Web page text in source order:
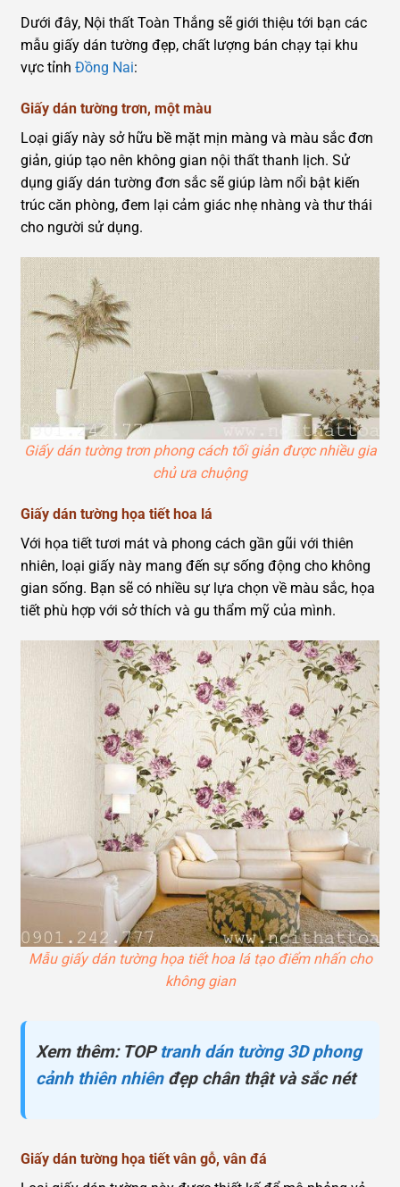
Dưới đây, Nội thất Toàn Thắng sẽ giới thiệu tới bạn các
mẫu giấy dán tường đẹp, chất lượng bán chạy tại khu
vực tỉnh Đồng Nai:
Giấy dán tường trơn, một màu
Loại giấy này sở hữu bề mặt mịn màng và màu sắc đơn
giản, giúp tạo nên không gian nội thất thanh lịch. Sử
dụng giấy dán tường đơn sắc sẽ giúp làm nổi bật kiến
trúc căn phòng, đem lại cảm giác nhẹ nhàng và thư thái
cho người sử dụng.
Giấy dán tường trơn phong cách tối giản được nhiều gia
chủ ưa chuộng
Giấy dán tường họa tiết hoa lá
Với họa tiết tươi mát và phong cách gần gũi với thiên
nhiên, loại giấy này mang đến sự sống động cho không
gian sống. Bạn sẽ có nhiều sự lựa chọn về màu sắc, họa
tiết phù hợp với sở thích và gu thẩm mỹ của mình.
Mẫu giấy dán tường họa tiết hoa lá tạo điểm nhấn cho
không gian
Xem thêm: TOP tranh dán tường 3D phong
cảnh thiên nhiênđẹp chân thật và sắc nét
Giấy dán tường họa tiết vân gỗ, vân đá